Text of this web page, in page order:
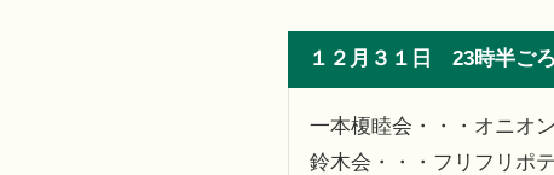
１２月３１日 23時半ご
一本榎睦会・・・オニオ
鈴木会・・・フリフリポ